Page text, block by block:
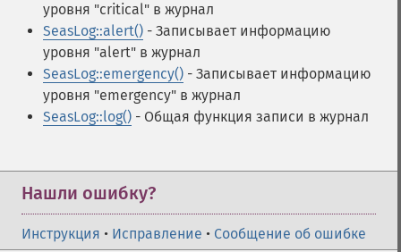
уровня "critical" в журнал
SeasLog::alert() - Записывает информацию
уровня "alert" в журнал
SeasLog::emergency() - Записывает информацию
уровня "emergency" в журнал
SeasLog::log() - Общая функция записи в журнал
Нашли ошибку?
Инструкция • Исправление • Сообщение об ошибке